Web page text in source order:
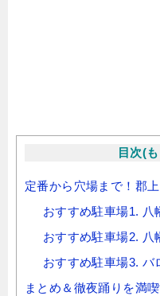
目次(
定番から穴場まで！郡
おすすめ駐車場1. 八
おすすめ駐車場2. 八
おすすめ駐車場3. バ
まとめ＆徹夜踊りを満